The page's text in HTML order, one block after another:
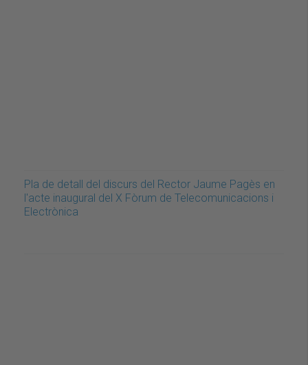
Pla de detall del discurs del Rector Jaume Pagès en
l'acte inaugural del X Fòrum de Telecomunicacions i
Electrònica